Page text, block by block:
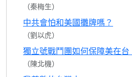
（秦梅生）
中共會怕和美國攤牌嗎？
（劉以虎）
獨立號戰鬥團如何保障美在台
（陳北機）